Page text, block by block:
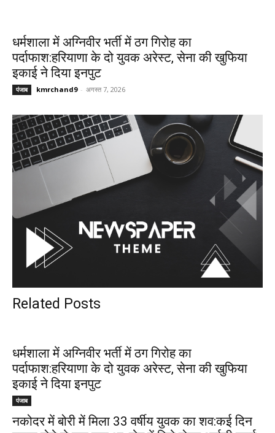
धर्मशाला में अग्निवीर भर्ती में ठग गिरोह का
पर्दाफाश:हरियाणा के दो युवक अरेस्ट, सेना की खुफिया
इकाई ने दिया इनपुट
पंजाब kmrchand9 - अगस्त 7, 2026
Related Posts
धर्मशाला में अग्निवीर भर्ती में ठग गिरोह का
पर्दाफाश:हरियाणा के दो युवक अरेस्ट, सेना की खुफिया
इकाई ने दिया इनपुट
पंजाब
नकोदर में बोरी में मिला 33 वर्षीय युवक का शव:कई दिन